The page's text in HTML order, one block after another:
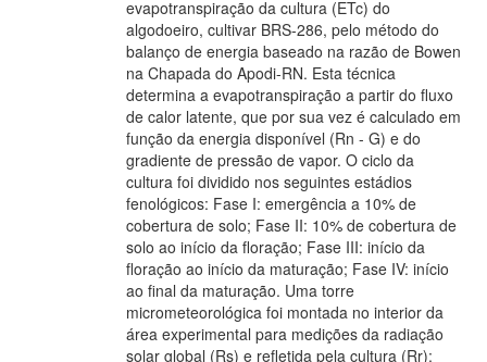
evapotranspiração da cultura (ETc) do
algodoeiro, cultivar BRS-286, pelo método do
balanço de energia baseado na razão de Bowen
na Chapada do Apodi-RN. Esta técnica
determina a evapotranspiração a partir do fluxo
de calor latente, que por sua vez é calculado em
função da energia disponível (Rn - G) e do
gradiente de pressão de vapor. O ciclo da
cultura foi dividido nos seguintes estádios
fenológicos: Fase I: emergência a 10% de
cobertura de solo; Fase II: 10% de cobertura de
solo ao início da floração; Fase III: início da
floração ao início da maturação; Fase IV: início
ao final da maturação. Uma torre
micrometeorológica foi montada no interior da
área experimental para medições da radiação
solar global (Rs) e refletida pela cultura (Rr);